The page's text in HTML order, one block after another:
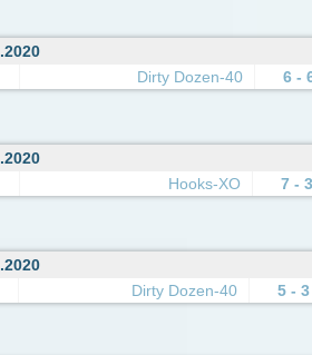
Dirty Dozen-40 6 -
Hooks-XO 7 - 3
Dirty Dozen-40 5 - 3